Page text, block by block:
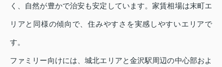
く、自然が豊かで治安も安定しています。家賃相場は末町エ
リアと同様の傾向で、住みやすさを実感しやすいエリアで
す。
ファミリー向けには、城北エリアと金沢駅周辺の中心部およ